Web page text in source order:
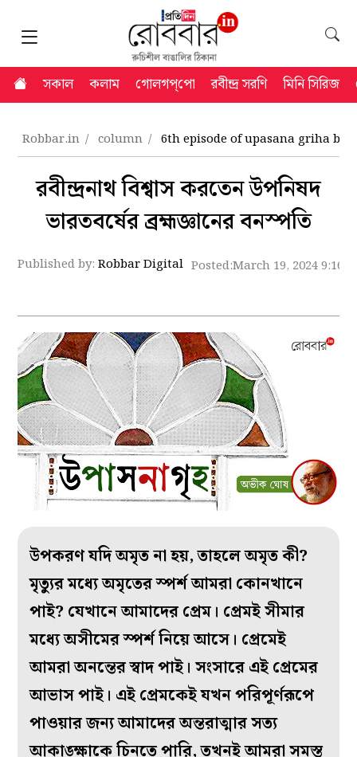
সকাল কলাম গোলগপ্‌পো রবীন্দ্র সরণি মিনি সিরিজ
Robbar.in column 6th episode of upasana griha by
রবীন্দ্রনাথ বিশ্বাস করতেন উপনিষদ
ভারতবর্ষের ব্রহ্মজ্ঞানের বনস্পতি
Published by:Robbar Digital Posted:March 19, 2024 9:16
উপকরণ যদি অমৃত না হয়, তাহলে অমৃত কী?
মৃত্যুর মধ্যে অমৃতের স্পর্শ আমরা কোনখানে
পাই? যেখানে আমাদের প্রেম। প্রেমই সীমার
মধ্যে অসীমের স্পর্শ নিয়ে আসে। প্রেমেই
আমরা অনন্তের স্বাদ পাই। সংসারে এই প্রেমের
আভাস পাই। এই প্রেমকেই যখন পরিপূর্ণরূপে
পাওয়ার জন্য আমাদের অন্তরাত্মার সত্য
আকাঙ্ক্ষাকে চিনতে পারি, তখনই আমরা সমস্ত